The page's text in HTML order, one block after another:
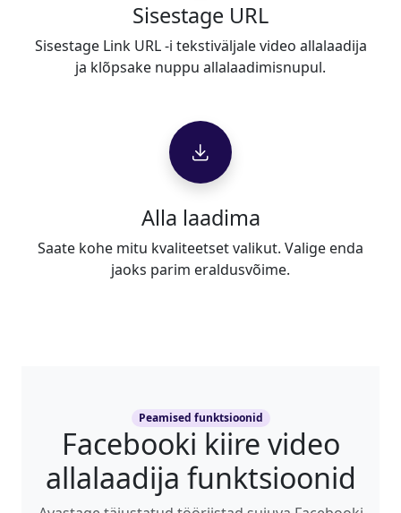
Sisestage URL
Sisestage Link URL -i tekstiväljale video allalaadija
ja klõpsake nuppu allalaadimisnupul.
Alla laadima
Saate kohe mitu kvaliteetset valikut. Valige enda
jaoks parim eraldusvõime.
Peamised funktsioonid
Facebooki kiire video
allalaadija funktsioonid